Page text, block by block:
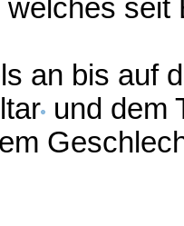
an bis auf
und dem